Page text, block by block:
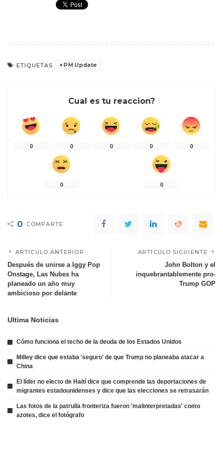
ETIQUETAS PM Update
Cual es tu reaccion?
0 0 0 0 0
0 0
0 COMPARTE
ARTÍCULO ANTERIOR
Después de unirse a Iggy Pop
Onstage, Las Nubes ha
planeado un año muy
ambicioso por delante
ARTÍCULO SIGUIENTE
John Bolton y el
inquebrantablemente pro-
Trump GOP
Ultima Noticias
Cómo funciona el techo de la deuda de los Estados Unidos
Milley dice que estaba 'seguro' de que Trump no planeaba atacar a
China
El líder no electo de Haití dice que comprende las deportaciones de
migrantes estadounidenses y dice que las elecciones se retrasarán
Las fotos de la patrulla fronteriza fueron 'malinterpretadas' como
azotes, dice el fotógrafo